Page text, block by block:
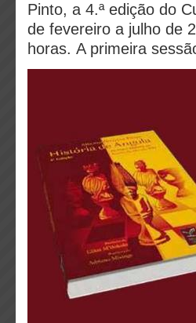
Pinto, a 4.ª edição do
de fevereiro a julho de
horas. A primeira